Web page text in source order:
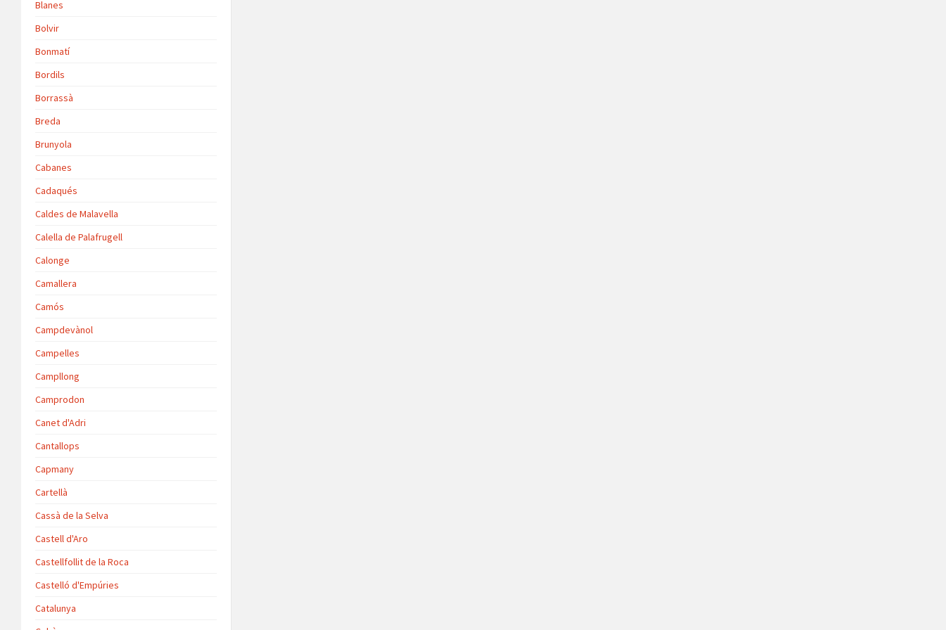
Blanes
Bolvir
Bonmatí
Bordils
Borrassà
Breda
Brunyola
Cabanes
Cadaqués
Caldes de Malavella
Calella de Palafrugell
Calonge
Camallera
Camós
Campdevànol
Campelles
Campllong
Camprodon
Canet d'Adri
Cantallops
Capmany
Cartellà
Cassà de la Selva
Castell d'Aro
Castellfollit de la Roca
Castelló d'Empúries
Catalunya